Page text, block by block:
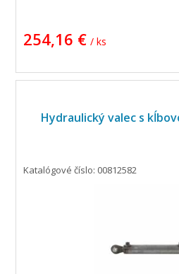
254,16 € / ks
Hydraulický valec s
Katalógové číslo: 00812582